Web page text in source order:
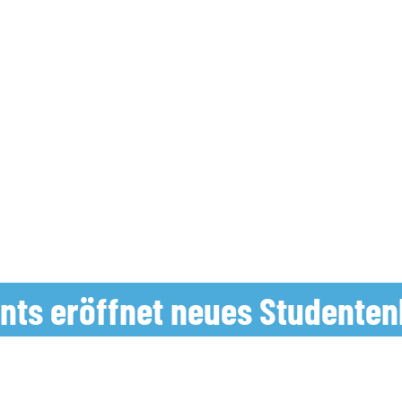
eröffnet neues